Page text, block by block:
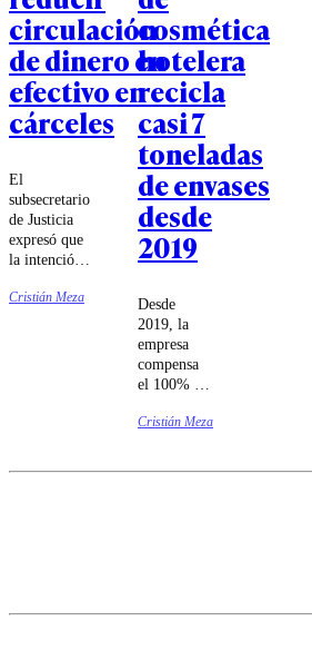
circulación
de dinero en
efectivo en
cárceles
El
subsecretario
de Justicia
expresó que
la intención
es elevar a
Cristián Meza
cosmética
hotelera
recicla
casi 7
toneladas
de envases
desde
2019
Desde
2019, la
empresa
compensa
el 100% del
que coloca
Cristián Meza